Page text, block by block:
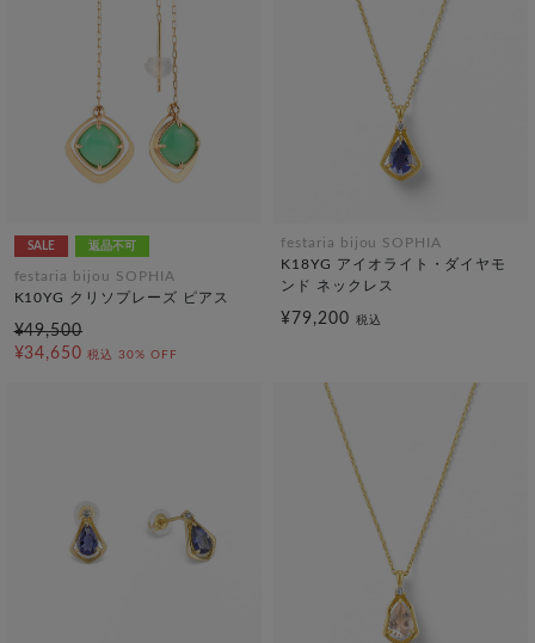
SALE 返品不可
festaria bijou SOPHIA
K10YG クリソプレーズ ピアス
¥49,500
¥34,650 税込 30% OFF
festaria bijou SOPHIA
K18YG アイオライト・ダイヤモ
ンド ネックレス
¥79,200 税込